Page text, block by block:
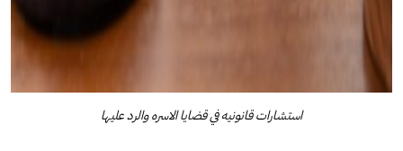
استشارات قانونيه في قضايا الاسره والرد عليها